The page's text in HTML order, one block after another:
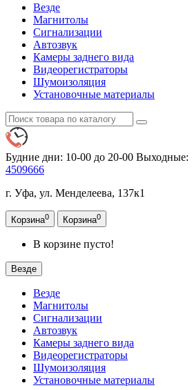
Везде
Магнитолы
Сигнализации
Автозвук
Камеры заднего вида
Видеорегистраторы
Шумоизоляция
Установочные материалы
Будние дни: 10-00 до 20-00 Выходные:
4509666
г. Уфа, ул. Менделеева, 137к1
Корзина0 Корзина0
В корзине пусто!
Везде
Везде
Магнитолы
Сигнализации
Автозвук
Камеры заднего вида
Видеорегистраторы
Шумоизоляция
Установочные материалы